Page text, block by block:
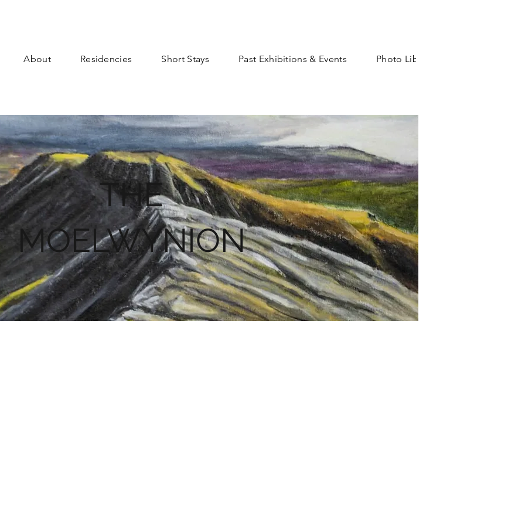
About Residencies Short Stays Past Exhibitions & Events Photo Library
THE
MOELWYNION